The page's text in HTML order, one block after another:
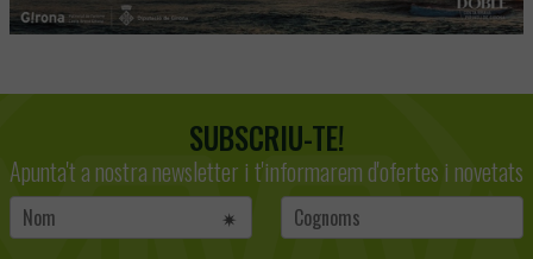
SUBSCRIU-TE!
Apunta't a nostra newsletter i t'informarem d'ofertes i novetats